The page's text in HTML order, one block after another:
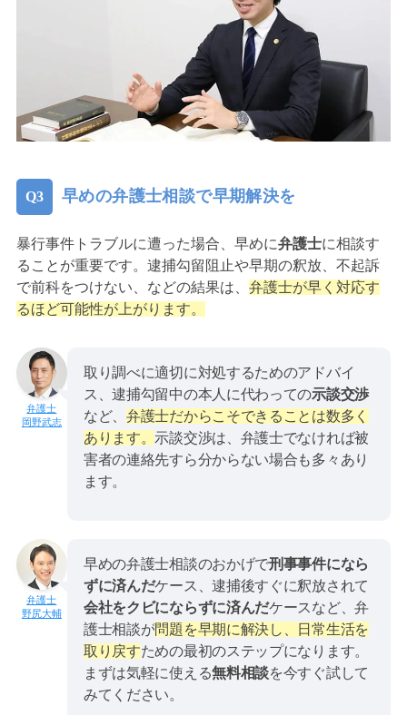
早めの弁護士相談で早期解決を
暴行事件トラブルに遭った場合、早めに弁護士に相談す
ることが重要です。逮捕勾留阻止や早期の釈放、不起訴
で前科をつけない、などの結果は、 弁護士が早く対応す
るほど可能性が上がります。
岡野武志
取り調べに適切に対処するためのアドバイ
ス、逮捕勾留中の本人に代わっての示談交渉
など、弁護士だからこそできることは数多く
あります。 示談交渉は、弁護士でなければ被
害者の連絡先すら分からない場合も多々あり
ます。
野尻大輔
早めの弁護士相談のおかげで刑事事件になら
ずに済んだケース、逮捕後すぐに釈放されて
会社をクビにならずに済んだケースなど、弁
護士相談が問題を早期に解決し、日常生活を
取り戻すための最初のステップになります。
まずは気軽に使える無料相談を今すぐ試して
みてください。